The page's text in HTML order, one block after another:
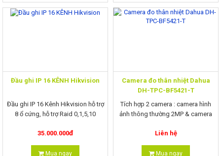
Đầu ghi IP 16 KÊNH Hikvision
Đầu ghi IP 16 Kênh Hikvision hỗ trợ
8 ổ cứng, hỗ trợ Raid 0,1,5,10
35.000.000đ
Mua ngay
Camera đo thân nhiệt Dahua
DH-TPC-BF5421-T
Tích hợp 2 camera : camera hình
ảnh thông thường 2MP & camera
phẩm
Liên hệ
Mua ngay